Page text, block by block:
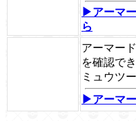
▶︎アーマ
ら
アーマー
を確認で
ミュウツ
▶アーマ